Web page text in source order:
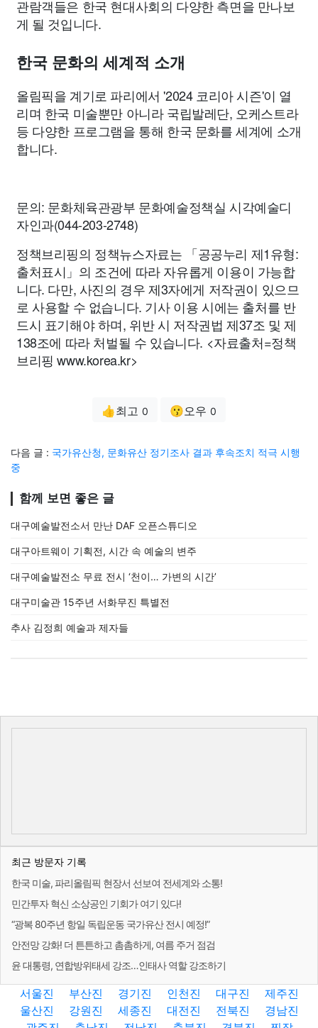
관람객들은 한국 현대사회의 다양한 측면을 만나보
게 될 것입니다.
한국 문화의 세계적 소개
올림픽을 계기로 파리에서 '2024 코리아 시즌'이 열
리며 한국 미술뿐만 아니라 국립발레단, 오케스트라
등 다양한 프로그램을 통해 한국 문화를 세계에 소개
합니다.
문의: 문화체육관광부 문화예술정책실 시각예술디
자인과(044-203-2748)
정책브리핑의 정책뉴스자료는 「공공누리 제1유형:
출처표시」의 조건에 따라 자유롭게 이용이 가능합
니다. 다만, 사진의 경우 제3자에게 저작권이 있으므
로 사용할 수 없습니다. 기사 이용 시에는 출처를 반
드시 표기해야 하며, 위반 시 저작권법 제37조 및 제
138조에 따라 처벌될 수 있습니다. <자료출처=정책
브리핑 www.korea.kr>
👍최고 0 😗오우 0
다음 글 : 국가유산청, 문화유산 정기조사 결과 후속조치 적극 시행
중
함께 보면 좋은 글
대구예술발전소서 만난 DAF 오픈스튜디오
대구아트웨이 기획전, 시간 속 예술의 변주
대구예술발전소 무료 전시 ‘천이… 가변의 시간’
대구미술관 15주년 서화무진 특별전
추사 김정희 예술과 제자들
최근 방문자 기록
한국 미술, 파리올림픽 현장서 선보여 전세계와 소통!
민간투자 혁신 소상공인 기회가 여기 있다!
“광복 80주년 항일 독립운동 국가유산 전시 예정!”
안전망 강화! 더 튼튼하고 촘촘하게, 여름 주거 점검
윤 대통령, 연합방위태세 강조…인태사 역할 강조하기
서울진 부산진 경기진 인천진 대구진
제주진
울산진
강원진 세종진 대전진 전북진
경남진